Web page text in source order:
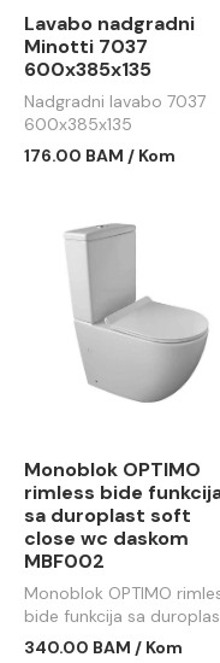
Lavabo nadgradni
Minotti 7037
600x385x135
Nadgradni lavabo 7037
600x385x135
176.00 BAM / Kom
Monoblok OPTIMO
rimless bide
sa duroplast soft
close wc daskom
MBF002
Monoblok OPTIMO
bide funkcija sa
soft close wc daskom
340.00 BAM / Kom